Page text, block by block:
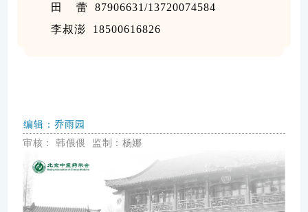
田 蕾 87906631/13720074584
李叔澎 18500616826
编辑：乔雨园
审核：韩偎偎 监制：杨娜